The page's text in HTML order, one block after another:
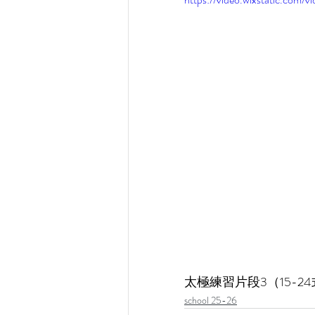
太極練習片段3（15-
school 25-26